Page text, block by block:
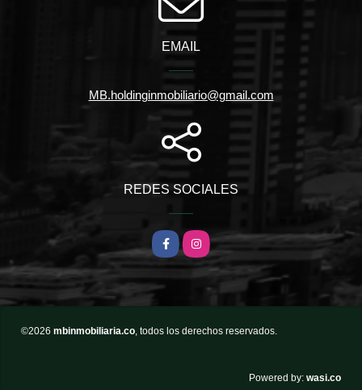
EMAIL
MB.holdinginmobiliario@gmail.com
REDES SOCIALES
FacebookInstagram
©2026 mbinmobiliaria.co, todos los derechos reservados.
Powered by: wasi.co